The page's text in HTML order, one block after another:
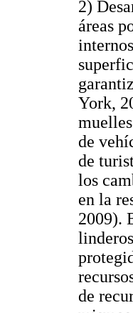
2)
áreas
York,
de
de
los
en la
2009).
de